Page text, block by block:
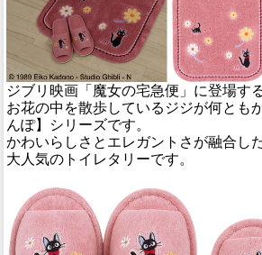
ジブリ映画「魔女の宅急便」に登場す
お花の中を散歩しているジジが何とも
んぽ】シリーズです。
かわいらしさとエレガントさが融合し
大人気のトイレタリーです。